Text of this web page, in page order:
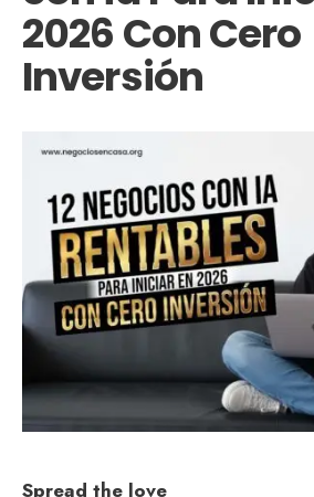
2026 Con Cero
Inversión
Spread the love